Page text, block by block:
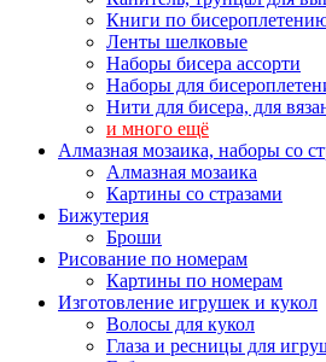
Книги по
Ленты шелковые
Наборы бисера ассорти
Наборы для
Нити для бисера, для
и много ещё
Алмазная мозаика, наборы со
Алмазная мозаика
Картины co стразами
Бижутерия
Броши
Рисование по номерам
Картины по номерам
Изготовление игрушек и кукол
Волосы для кукол
Глаза и ресницы для